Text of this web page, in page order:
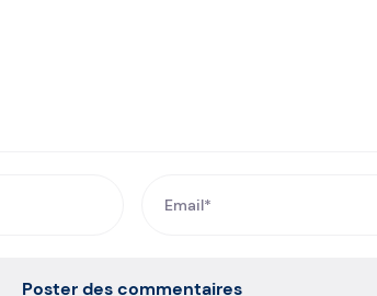
Poster des commentaires